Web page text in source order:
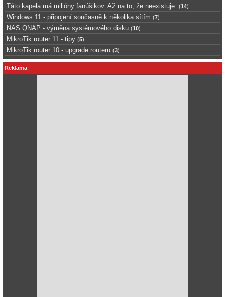
Táto kapela má milióny fanúšikov. Až na to, že neexistuje. (14)
Windows 11 - připojení současně k několika sítím (7)
NAS QNAP - výměna systémového disku (10)
MikroTik router 11 - tipy (5)
MikroTik router 10 - upgrade routeru (3)
Reklama